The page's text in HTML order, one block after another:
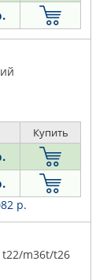
Купить
р.
t22/m36t/t26